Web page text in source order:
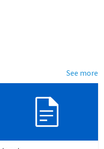
See more